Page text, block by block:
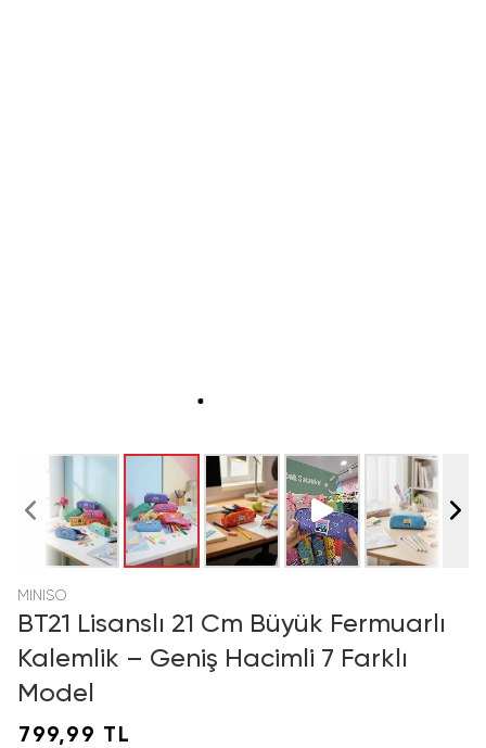
MINISO
BT21 Lisanslı 21 Cm Büyük Fermuarlı
Kalemlik – Geniş Hacimli 7 Farklı
Model
799,99 TL